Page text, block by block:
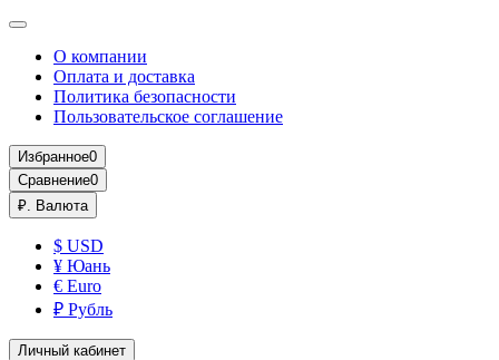
О компании
Оплата и доставка
Политика безопасности
Пользовательское соглашение
Избранное0
Сравнение0
₽. Валюта
$ USD
¥ Юань
€ Euro
₽ Рубль
Личный кабинет